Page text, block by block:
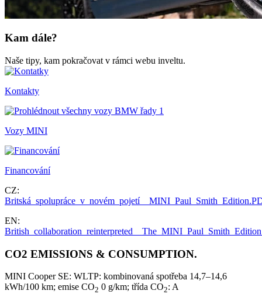
Kam dále?
Naše tipy, kam pokračovat v rámci webu inveltu.
Kontakty
Vozy MINI
Financování
CZ:
EN:
CO2 EMISSIONS & CONSUMPTION.
MINI Cooper SE: WLTP: kombinovaná spotřeba 14,7–14,6
kWh/100 km; emise CO2 0 g/km; třída CO2: A